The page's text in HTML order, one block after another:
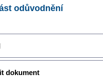
odůvodnění
dokument